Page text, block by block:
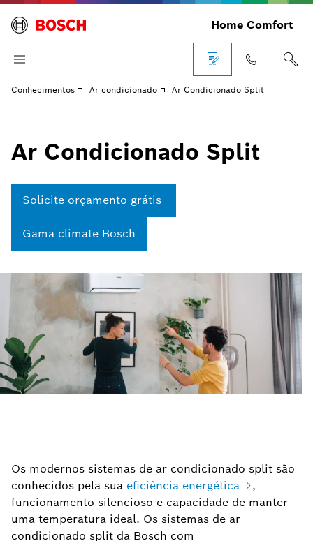
Home Comfort
Conhecimentos Ar condicionado Ar Condicionado Split
Ar Condicionado Split
Solicite orçamento grátis
Gama climate Bosch
Os modernos sistemas de ar condicionado split são
conhecidos pela sua eficiência energética
,
funcionamento silencioso e capacidade de manter
uma temperatura ideal. Os sistemas de ar
condicionado split da Bosch com